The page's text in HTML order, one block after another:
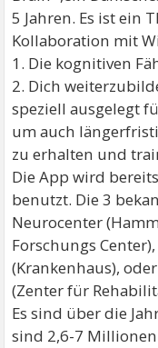
5 Jahren. Es ist ein
Kollaboration mit
1. Die kognitiven
2. Dich
speziell ausgelegt
um auch
zu erhalten und
Die App wird
benutzt. Die 3
Neurocenter
Forschungs
(Krankenhaus),
(Zenter für
Es sind über die
sind 2,6-7